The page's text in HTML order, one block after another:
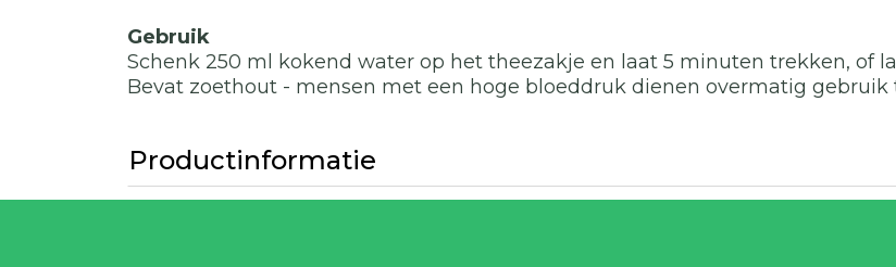
Gebruik
Schenk 250 ml kokend water op het theezakje en laat 5 minuten trekken, of
Bevat zoethout - mensen met een hoge bloeddruk dienen overmatig gebruik
Productinformatie